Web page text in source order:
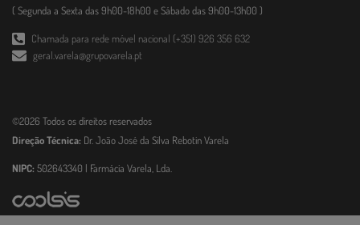
( Segunda a Sexta das 9h00-18h00 e Sábado das 9h00-13h00 )
Chamada para rede móvel nacional (+351) 926 356 632
geral.varela@grupovarela.pt
©2026 Todos os direitos reservados
Direção Técnica: Dr. João José da Silva Rebotin Varela
NIPC: 502643340 | Farmácia Varela, Lda.